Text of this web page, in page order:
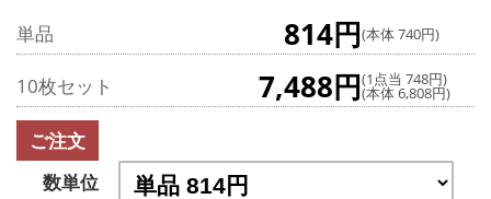
単品 814円(本体 740円)
10枚セット 7,488円(1点当 748円)
(本体 6,808円)
ご注文
数単位